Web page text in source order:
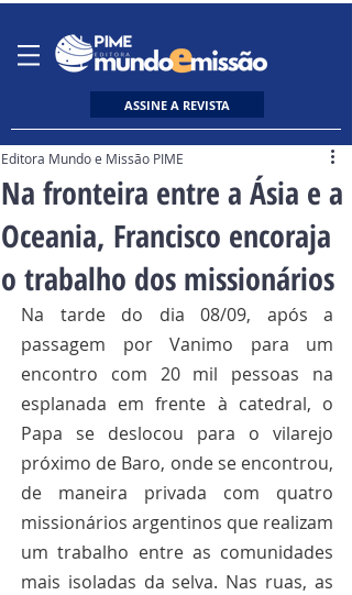
ASSINE A REVISTA
Na fronteira entre a Ásia e a
Oceania, Francisco encoraja
o trabalho dos missionários
Editora Mundo e Missão PIME
Na tarde do dia 08/09, após a
passagem por Vanimo para um
encontro com 20 mil pessoas na
esplanada em frente à catedral, o
Papa se deslocou para o vilarejo
próximo de Baro, onde se encontrou,
de maneira privada com quatro
missionários argentinos que realizam
um trabalho entre as comunidades
mais isoladas da selva. Nas ruas, as